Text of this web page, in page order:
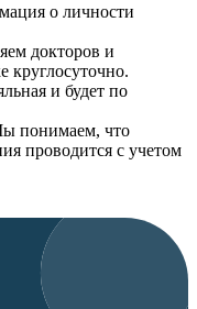
о личности
докторов и
круглосуточно.
и будет по
понимаем, что
проводится с учетом